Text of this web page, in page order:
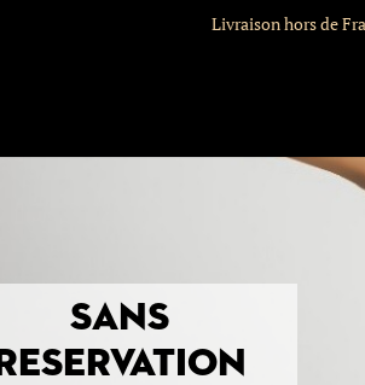
Livraison hors de
Sans
reservation